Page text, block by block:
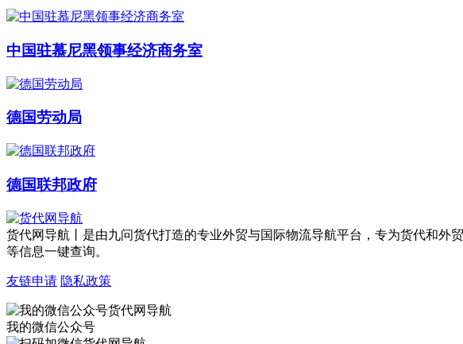
中国驻慕尼黑领事经济商务室
德国劳动局
德国联邦政府
货代网导航丨是由九问货代打造的专业外贸与国际物流导航平台，专为货代和
等信息一键查询。
友链申请 隐私政策
我的微信公众号